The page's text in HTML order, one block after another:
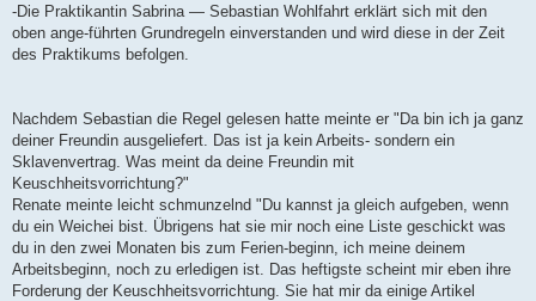
-Die Praktikantin Sabrina — Sebastian Wohlfahrt erklärt sich mit den
oben ange-führten Grundregeln einverstanden und wird diese in der Zeit
des Praktikums befolgen.
Nachdem Sebastian die Regel gelesen hatte meinte er "Da bin ich ja ganz
deiner Freundin ausgeliefert. Das ist ja kein Arbeits- sondern ein
Sklavenvertrag. Was meint da deine Freundin mit
Keuschheitsvorrichtung?"
Renate meinte leicht schmunzelnd "Du kannst ja gleich aufgeben, wenn
du ein Weichei bist. Übrigens hat sie mir noch eine Liste geschickt was
du in den zwei Monaten bis zum Ferien-beginn, ich meine deinem
Arbeitsbeginn, noch zu erledigen ist. Das heftigste scheint mir eben ihre
Forderung der Keuschheitsvorrichtung. Sie hat mir da einige Artikel